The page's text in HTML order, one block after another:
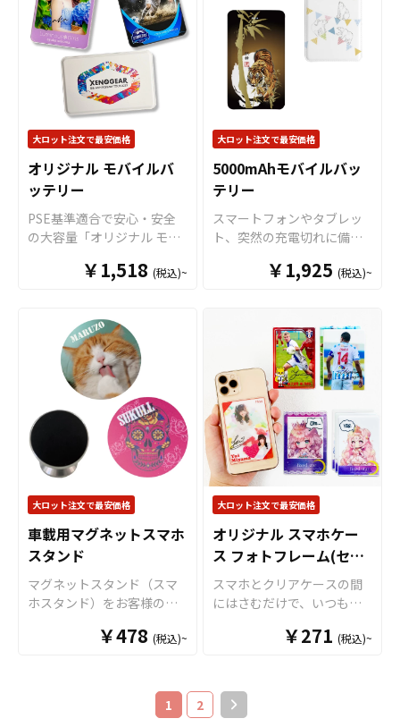
すのでご不明点がありまし
たらお気軽にご相談くださ
い。
ご入稿いただくだけで、オ
リジナル商品として販売す
ることができます。お気軽
にご相談ください。
取り出すことができます。
ショルダーポーチとしてだ
けでなく、カラビナ用のル
ープ（※カラビナ本体はオ
プションとなります）とベ
ルトループを装備していま
すので、様々な用途に活躍
いたします。メンズもレデ
ィースも使えるバランスの
良いサイズ感で日常使いに
もピッタリ。ポリエステル
素材なので野外フェスやス
ポーツイベントなどの販促
品はもちろん、同人イベン
トでの販売やコンサートや
しても最適です。販売に必
要な資材も取り揃えており
ますので、お客様にはデザ
インをご入稿いただくだけ
でデザインをプリントし、
オリジナル商品として販売
していただくことができま
す。 国内生産で小ロットか
らの制作も承っております
ので、ご不明点がありまし
たらお気軽にご相談くださ
い。
場でも広く認知されていま
す。 特にオリジナルグッズ
マーケットのフォンタブは
引っ張り強度も他社よりも
高く、またスマートな見た
目もオリジナルグッズマー
ケットのフォンタブ
されている理由でもありま
す。 取扱いサイズは、手軽
でスマホのサイズに左右さ
れにくい「小サイズ」、印
刷面が大きく目立つ「大サ
イズ」、そしてスポーツク
ラブや団体のユニフォー
ム、推し活やチームのTシャ
ニフォーム型の3種類です。
フォンタブ用のシ
ョルダーストラップ（紐タ
イプとチェーンタイプ）も
あり、調整が簡単な紐タイ
プは20色、高級感のあるチ
ェーンタイプは5種類と多彩
に取り揃えております。ス
トラップは落下防止だけで
なく、フォンタブのデザイ
ンに合わせたカラーや仕様
を組み合わせることで、オ
リジナル感が一層増しま
す。お客様にはデザインを
ご入稿いただくだけでオリ
ジナル商品として販売して
その他、各種サイズやクリ
揃えております。 短納期・
小ロットでの対応も可能で
大ロット注文で最安価格
オリジナル モバイルバ
ッテリー
PSE基準適合で安心・安全
の大容量「オリジナル モバ
のオリジナルデザインで制
部分に、美しいフルカラー
印刷による全面プリントが
可能で、印刷面はマットな
質感のPC-ABSと、美しい光
沢があるアクリルの2種類よ
りお選びいただけます。 バ
ッテリーの容量は
5,000mAhの大容量で、出力
用のUSB TypeAポートと入
出力兼用のUSB TypeCポー
トの2ポートを搭載。 もちろ
んPSE（電気用品安全法）
基準適合製品で、加えて各
種「安全機能」搭載＆耐衝
撃設計。 モバイルバイルバ
ッテリーは「ひとり一台」
が当たり前になった定番デ
ジタルガジェットですの
をターゲットにできる汎用
性の高いオリジナルグッズ
￥1,518 (税込)~
大ロット注文で最安価格
5000mAhモバイルバッ
テリー
スマートフォンやタブレッ
ト、突然の充電切れに備え
がモバイルバッテリー。 モ
ようになり、日常生活に欠
かせないアイテムとなって
きました。コンセントがな
くても充電ができる便利な
モバイルバッテリーなの
で、ひとつ持っていると安
心なアイテムです。 PSE基
準適合＆製造工場＋自社工
場での二重検査を実施して
いるので安心の品質です。
ケイオーの高品質プリント
でオリジナルのモバイルバ
ッテリー5000mAhを製作す
れば、企業さまのOEM商品
として販売も可能です。企
業のロゴやプリントを施す
ことで価値もあがり、PR効
果も抜群！販促にも一役買
で短納期・小ロットでの対
応も可能ですのでご不明点
￥1,925 (税込)~
大ロット注文で最安価格
車載用マグネットスマホ
スタンド
マグネットスタンド（スマ
ホスタンド）をお客様のオ
作いたします。スマホ端末
ンをプリントすることが可
能です。お客様にはデザイ
￥478 (税込)~
大ロット注文で最安価格
オリジナル スマホケー
ス フォトフレーム(セッ
ト)
スマホとクリアケースの間
にはさむだけで、いつもの
ームにできるアイテムが、
レームがデザインされた
「フレームシート」と、間
￥271 (税込)~
1 2